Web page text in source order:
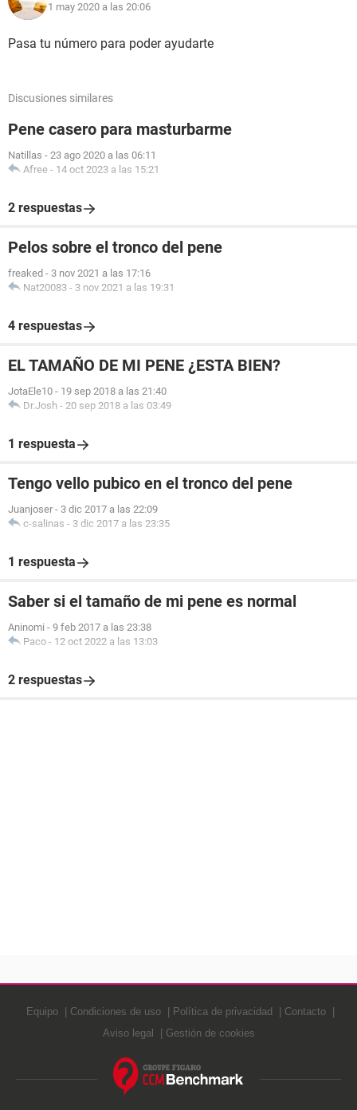
1 may 2020 a las 20:06
Pasa tu número para poder ayudarte
Discusiones similares
Pene casero para masturbarme
Natillas - 23 ago 2020 a las 06:11
Afree - 14 oct 2023 a las 15:21
2 respuestas
Pelos sobre el tronco del pene
freaked - 3 nov 2021 a las 17:16
Nat20083 - 3 nov 2021 a las 19:31
4 respuestas
EL TAMAÑO DE MI PENE ¿ESTA BIEN?
JotaEle10 - 19 sep 2018 a las 21:40
Dr.Josh - 20 sep 2018 a las 03:49
1 respuesta
Tengo vello pubico en el tronco del pene
Juanjoser - 3 dic 2017 a las 22:09
c-salinas - 3 dic 2017 a las 23:35
1 respuesta
Saber si el tamaño de mi pene es normal
Aninomi - 9 feb 2017 a las 23:38
Paco - 12 oct 2022 a las 13:03
2 respuestas
Equipo Condiciones de uso Política de privacidad
Contacto
Aviso legal
Gestión de cookies